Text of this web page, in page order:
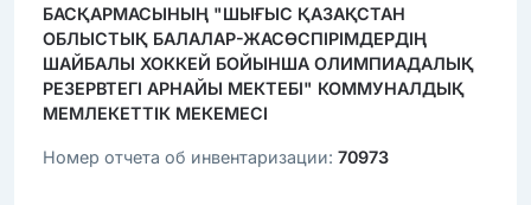
БАСҚАРМАСЫНЫҢ "ШЫҒЫС ҚАЗАҚСТАН
ОБЛЫСТЫҚ БАЛАЛАР-ЖАСӨСПІРІМДЕРДІҢ
ШАЙБАЛЫ ХОККЕЙ БОЙЫНША ОЛИМПИАДАЛЫҚ
РЕЗЕРВТЕГІ АРНАЙЫ МЕКТЕБІ" КОММУНАЛДЫҚ
МЕМЛЕКЕТТІК МЕКЕМЕСІ
Номер отчета об инвентаризации: 70973